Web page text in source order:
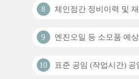
8 체인점간 정비이력 및
9 엔진오일 등 소모품 예
10 표준 공임 (작업시간) 공